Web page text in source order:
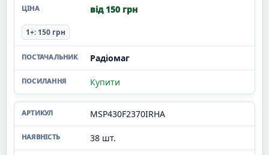
від 150 грн
1+: 150 грн
Радіомаг
Купити
MSP430F2370IRHA
38 шт.